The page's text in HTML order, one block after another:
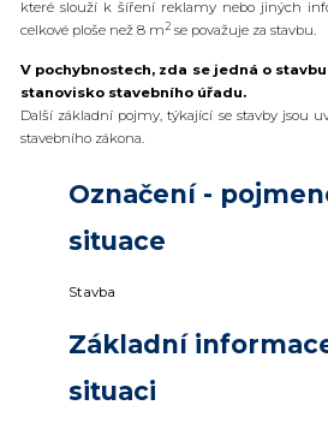
které slouží k šíření reklamy nebo jiných
celkové ploše než 8 m 2 se považuje za stavbu.
V pochybnostech, zda se jedná o
stanovisko stavebního úřadu.
Další základní pojmy, týkající se stavby jsou
stavebního zákona.
Označení -
situace
Stavba
Základní
situaci